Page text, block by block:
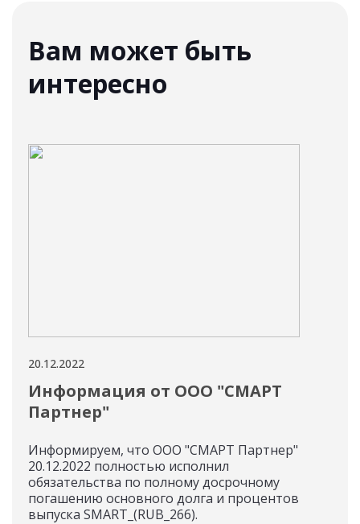
Вам может быть
интересно
20.12.2022
Информация от ООО "СМАРТ
Партнер"
Информируем, что ООО "СМАРТ Партнер"
20.12.2022 полностью исполнил
обязательства по полному досрочному
погашению основного долга и процентов
выпуска SMART_(RUB_266).